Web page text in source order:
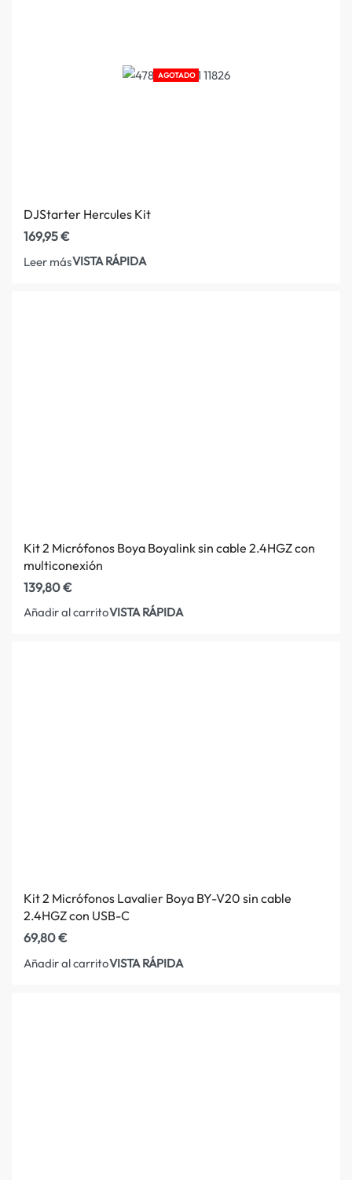
AGOTADO
DJStarter Hercules Kit
169,95€
Leer másVISTA RÁPIDA
Kit 2 Micrófonos Boya Boyalink sin cable 2.4HGZ con
multiconexión
139,80€
Añadir al carritoVISTA RÁPIDA
Kit 2 Micrófonos Lavalier Boya BY-V20 sin cable
2.4HGZ con USB-C
69,80€
Añadir al carritoVISTA RÁPIDA